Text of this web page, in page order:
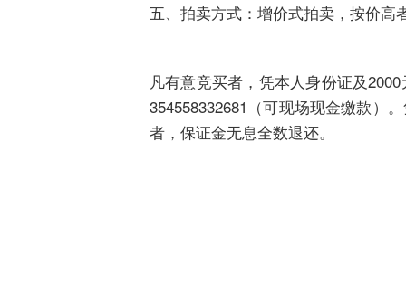
五、拍卖方式：增价式拍卖，按价高
凡有意竞买者，凭本人身份证及
354558332681（可现场现金缴款）
者，保证金无息全数退还。